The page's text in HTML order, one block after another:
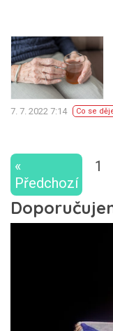
7. 7. 2022 7:14 Co se
«
Předchozí
1